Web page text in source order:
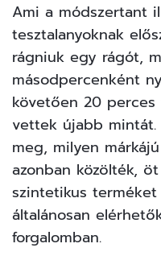
Ami a módszertant
tesztalanyoknak
rágniuk egy rágót,
másodpercenként
követően 20 perces
vettek újabb
meg, milyen
azonban közölték,
szintetikus
általánosan
forgalomban.